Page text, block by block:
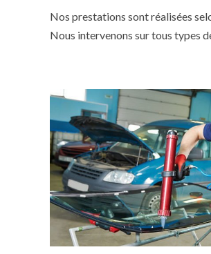
Nos prestations sont réalisées
Nous intervenons sur tous types